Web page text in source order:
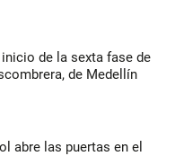
de la sexta fase de
de Medellín
abre las puertas en el